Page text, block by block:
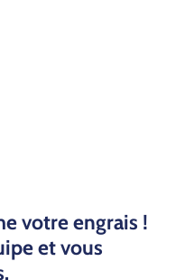
votre engrais !
et vous